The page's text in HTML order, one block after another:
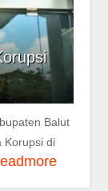
Balut
Korupsi di